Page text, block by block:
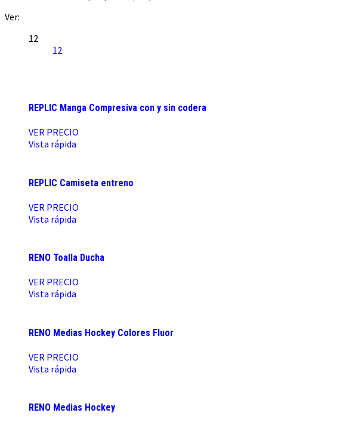
Ver:
12
12
REPLIC Manga Compresiva con y sin codera
VER PRECIO
Vista rápida
REPLIC Camiseta entreno
VER PRECIO
Vista rápida
RENO Toalla Ducha
VER PRECIO
Vista rápida
RENO Medias Hockey Colores Fluor
VER PRECIO
Vista rápida
RENO Medias Hockey